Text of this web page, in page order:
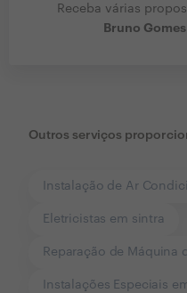
Receba várias
Bruno Gomes
Outros serviços
Instalação de Ar
Eletricistas em sintra
Reparação de Máquina
Instalações Especiais